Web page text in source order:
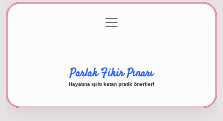
Gizlilik Politikası
menüyü
aç
Parlak Fikir Pınarı
Hayatına ışıltı katan pratik öneriler!